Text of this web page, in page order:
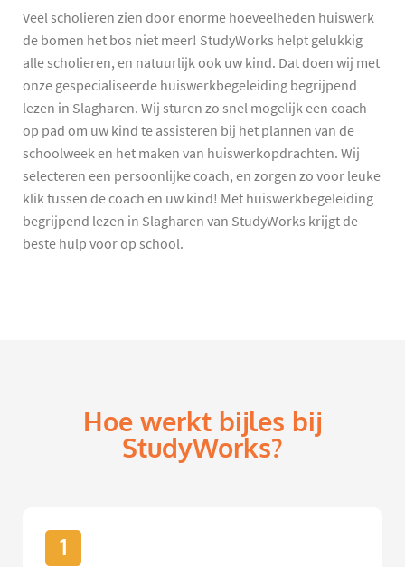
Veel scholieren zien door enorme hoeveelheden huiswerk
de bomen het bos niet meer! StudyWorks helpt gelukkig
alle scholieren, en natuurlijk ook uw kind. Dat doen wij met
onze gespecialiseerde huiswerkbegeleiding begrijpend
lezen in Slagharen. Wij sturen zo snel mogelijk een coach
op pad om uw kind te assisteren bij het plannen van de
schoolweek en het maken van huiswerkopdrachten. Wij
selecteren een persoonlijke coach, en zorgen zo voor leuke
klik tussen de coach en uw kind! Met huiswerkbegeleiding
begrijpend lezen in Slagharen van StudyWorks krijgt de
beste hulp voor op school.
Hoe werkt bijles bij
StudyWorks?
1